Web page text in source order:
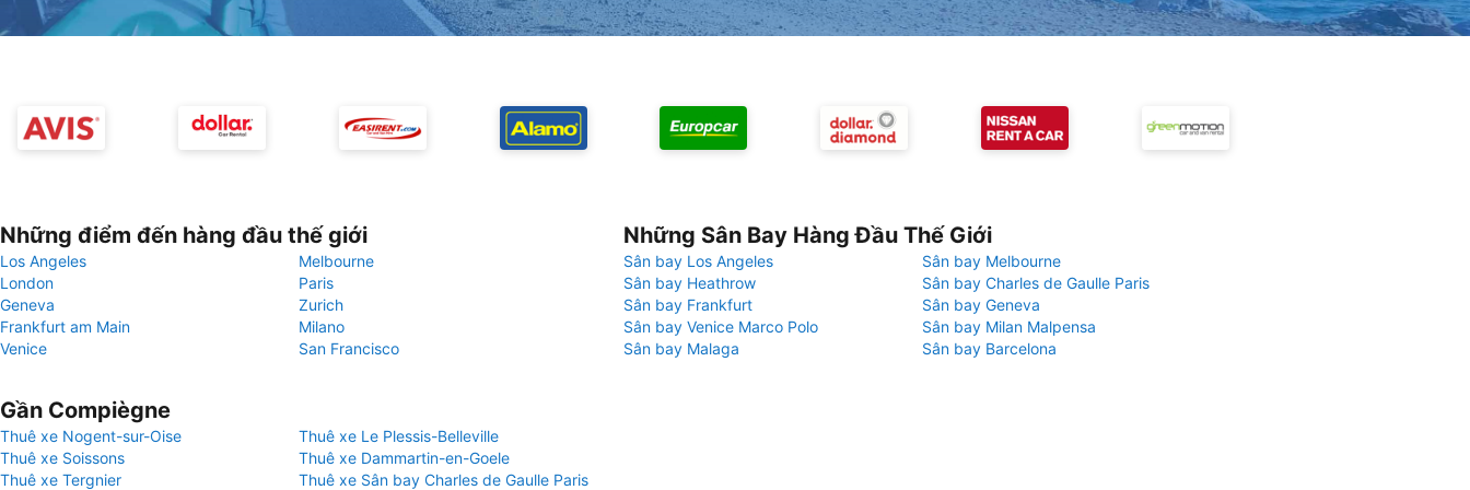
Những điểm đến hàng đầu thế giới
Los Angeles
Melbourne
London
Paris
Geneva
Zurich
Frankfurt am Main
Milano
Venice
San Francisco
Những Sân Bay Hàng Đầu Thế Giới
Sân bay Los Angeles
Sân bay Melbourne
Sân bay Heathrow
Sân bay Charles de Gaulle Paris
Sân bay Frankfurt
Sân bay Geneva
Sân bay Venice Marco Polo
Sân bay Milan Malpensa
Sân bay Malaga
Sân bay Barcelona
Gần Compiègne
Thuê xe Nogent-sur-Oise
Thuê xe Le Plessis-Belleville
Thuê xe Soissons
Thuê xe Dammartin-en-Goele
Thuê xe Tergnier
Thuê xe Sân bay Charles de Gaulle Paris